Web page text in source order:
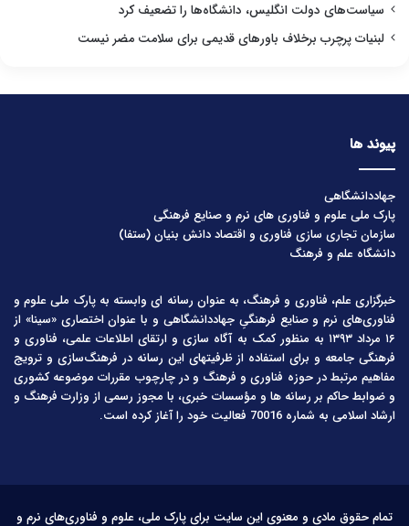
سیاست‌های دولت انگلیس، دانشگاه‌ها را تضعیف کرد
لبنیات پرچرب برخلاف باورهای قدیمی برای سلامت مضر نیست
پیوند ها
جهاددانشگاهی
پارک ملی علوم و فناوری های نرم و صنایع فرهنگی
سازمان تجاری سازی فناوری و اقتصاد دانش بنیان (ستفا)
دانشگاه علم و فرهنگ
خبرگزاری علم، فناوری و فرهنگ، به عنوان رسانه ای وابسته به پارک ملی علوم و
فناوری‌های نرم و صنایع فرهنگیِ جهاددانشگاهی و با عنوان اختصاری «سینا» از
۱۶ مرداد ۱۳۹۳ به منظور کمک به آگاه سازی و ارتقای اطلاعات علمی، فناوری و
فرهنگی جامعه و برای استفاده از ظرفیتهای این رسانه در فرهنگ‌سازی و ترویج
مفاهیم مرتبط در حوزه فناوری و فرهنگ و در چارچوب مقررات موضوعه کشوری
و ضوابط حاکم بر رسانه ها و مؤسسات خبری، با مجوز رسمی از وزارت فرهنگ و
ارشاد اسلامی به شماره 70016 فعالیت خود را آغاز کرده است.
تمام حقوق مادی و معنوی این سایت برای پارک ملی، علوم و فناوری‌های نرم و